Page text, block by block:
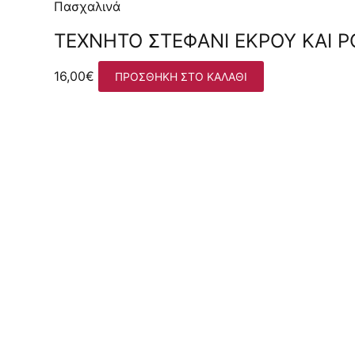
Πασχαλινά
ΤΕΧΝΗΤΌ ΣΤΕΦΆΝΙ ΕΚΡΟΎ ΚΑΙ
16,00€ ΠΡΟΣΘΉΚΗ ΣΤΟ ΚΑΛΆΘΙ